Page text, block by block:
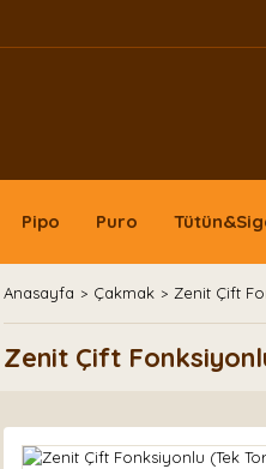
Pipo Puro
Anasayfa Çakmak Zenit Çift
Zenit Çift